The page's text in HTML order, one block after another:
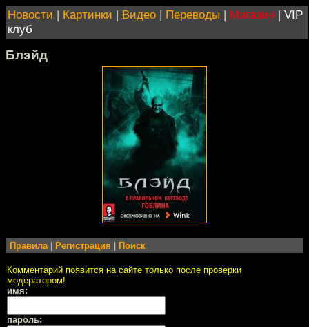
Новости | Картинки | Видео | Переводы | Магазин | VIP
клуб
Блэйд
Правила Регистрация Поиск
Комментарий появится на сайте только после проверки
модератором!
имя:
пароль: